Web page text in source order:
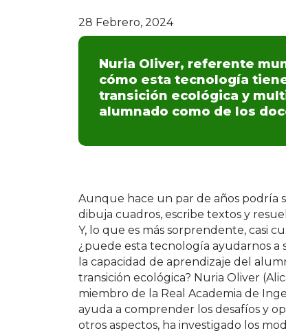
28 Febrero, 2024
Nuria Oliver, referente
cómo esta tecnología
transición ecológica y
alumnado como de los
Aunque hace un par de años podría
dibuja cuadros, escribe textos y
Y, lo que es más sorprendente, casi
¿puede esta tecnología ayudarnos a
la capacidad de aprendizaje del
transición ecológica? Nuria Oliver
miembro de la Real Academia de
ayuda a comprender los desafíos y
otros aspectos, ha investigado los